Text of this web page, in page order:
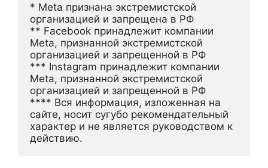
* Meta признана экстремистской
организацией и запрещена в РФ
** Facebook принадлежит компании
Meta, признанной экстремистской
организацией и запрещенной в РФ
*** Instagram принадлежит компании
Meta, признанной экстремистской
организацией и запрещенной в РФ
**** Вся информация, изложенная на
сайте, носит сугубо рекомендательный
характер и не является руководством к
действию.